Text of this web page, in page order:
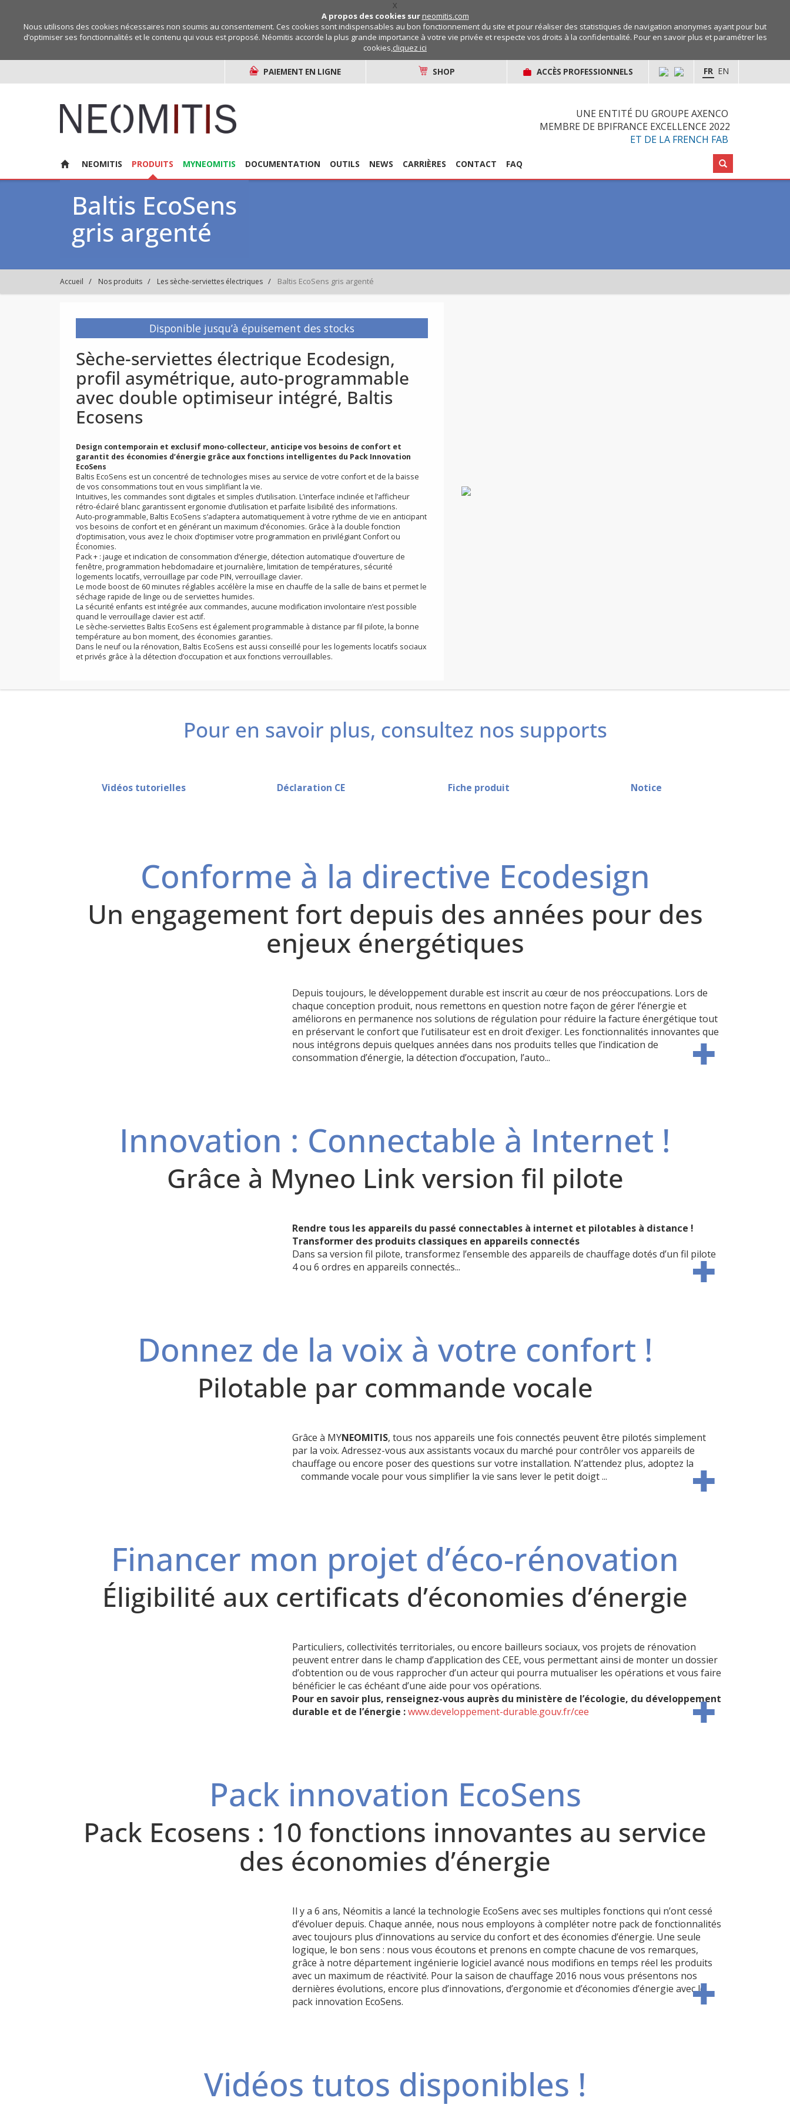
X
A propos des cookies sur neomitis.com
Nous utilisons des cookies nécessaires non soumis au consentement. Ces cookies sont indispensables au bon fonctionnement du site et pour réaliser des statistiques de navigation anonymes ayant pour but
d’optimiser ses fonctionnalités et le contenu qui vous est proposé. Néomitis accorde la plus grande importance à votre vie privée et respecte vos droits à la confidentialité. Pour en savoir plus et paramétrer les
cookies,cliquez ici
PAIEMENT EN LIGNE SHOP ACCÈS PROFESSIONNELS EN
FR
UNE ENTITÉ DU GROUPE AXENCO
MEMBRE DE BPIFRANCE EXCELLENCE 2022
ET DE LA FRENCH FAB
NEOMITIS PRODUITS MYNEOMITIS DOCUMENTATION OUTILS NEWS CARRIÈRES CONTACT FAQ
Baltis EcoSens
gris argenté
Accueil Nos produits Les sèche-serviettes électriques Baltis EcoSens gris argenté
Disponible jusqu’à épuisement des stocks
Sèche-serviettes électrique Ecodesign,
profil asymétrique, auto-programmable
avec double optimiseur intégré, Baltis
Ecosens
Design contemporain et exclusif mono-collecteur, anticipe vos besoins de confort et
garantit des économies d’énergie grâce aux fonctions intelligentes du Pack Innovation
EcoSens
Baltis EcoSens est un concentré de technologies mises au service de votre confort et de la baisse
de vos consommations tout en vous simplifiant la vie.
Intuitives, les commandes sont digitales et simples d’utilisation. L’interface inclinée et l’afficheur
rétro-éclairé blanc garantissent ergonomie d’utilisation et parfaite lisibilité des informations.
Auto-programmable, Baltis EcoSens s’adaptera automatiquement à votre rythme de vie en anticipant
vos besoins de confort et en générant un maximum d’économies. Grâce à la double fonction
d’optimisation, vous avez le choix d’optimiser votre programmation en privilégiant Confort ou
Économies.
Pack + : jauge et indication de consommation d’énergie, détection automatique d’ouverture de
fenêtre, programmation hebdomadaire et journalière, limitation de températures, sécurité
logements locatifs, verrouillage par code PIN, verrouillage clavier.
Le mode boost de 60 minutes réglables accélère la mise en chauffe de la salle de bains et permet le
séchage rapide de linge ou de serviettes humides.
et privés grâce à la détection d’occupation et aux fonctions verrouillables.
Pour en savoir plus, consultez nos supports
Vidéos tutorielles Déclaration CE Fiche produit Notice
Conforme à la directive Ecodesign
Un engagement fort depuis des années pour des
enjeux énergétiques
Depuis toujours, le développement durable est inscrit au cœur de nos préoccupations. Lors de
chaque conception produit, nous remettons en question notre façon de gérer l’énergie et
améliorons en permanence nos solutions de régulation pour réduire la facture énergétique tout
en préservant le confort que l’utilisateur est en droit d’exiger. Les fonctionnalités innovantes que
nous intégrons depuis quelques années dans nos produits telles que l’indication de
consommation d’énergie, la détection d’occupation, l’auto...
Innovation : Connectable à Internet !
Grâce à Myneo Link version fil pilote
Rendre tous les appareils du passé connectables à internet et pilotables à distance !
Transformer des produits classiques en appareils connectés
Dans sa version fil pilote, transformez l’ensemble des appareils de chauffage dotés d’un fil pilote
4 ou 6 ordres en appareils connectés...
Donnez de la voix à votre confort !
Pilotable par commande vocale
Grâce à MYNEOMITIS, tous nos appareils une fois connectés peuvent être pilotés simplement
par la voix. Adressez-vous aux assistants vocaux du marché pour contrôler vos appareils de
chauffage ou encore poser des questions sur votre installation. N’attendez plus, adoptez la
commande vocale pour vous simplifier la vie sans lever le petit doigt ...
Financer mon projet d’éco-rénovation
Éligibilité aux certificats d’économies d’énergie
Particuliers, collectivités territoriales, ou encore bailleurs sociaux, vos projets de rénovation
peuvent entrer dans le champ d’application des CEE, vous permettant ainsi de monter un dossier
d’obtention ou de vous rapprocher d’un acteur qui pourra mutualiser les opérations et vous faire
bénéficier le cas échéant d’une aide pour vos opérations.
Pour en savoir plus, renseignez-vous auprès du ministère de l’écologie, du développement
durable et de l’énergie :www.developpement-durable.gouv.fr/cee
Pack innovation EcoSens
Pack Ecosens : 10 fonctions innovantes au service
des économies d’énergie
Il y a 6 ans, Néomitis a lancé la technologie EcoSens avec ses multiples fonctions qui n’ont cessé
d’évoluer depuis. Chaque année, nous nous employons à compléter notre pack de fonctionnalités
avec toujours plus d’innovations au service du confort et des économies d’énergie. Une seule
logique, le bon sens : nous vous écoutons et prenons en compte chacune de vos remarques,
grâce à notre département ingénierie logiciel avancé nous modifions en temps réel les produits
avec un maximum de réactivité. Pour la saison de chauffage 2016 nous vous présentons nos
dernières évolutions, encore plus d’innovations, d’ergonomie et d’économies d’énergie avec le
pack innovation EcoSens.
Vidéos tutos disponibles !